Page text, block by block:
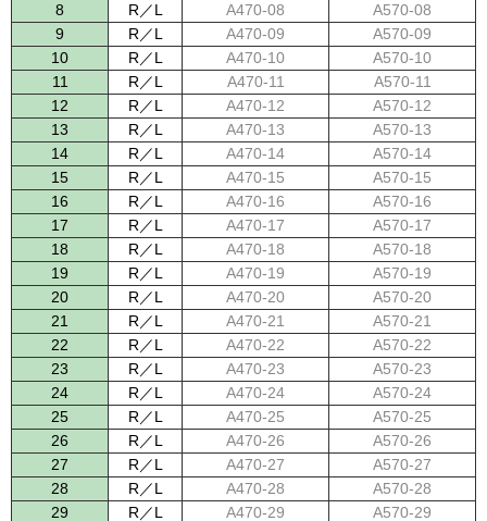
8
R／L A470-08
A570-08
9
R／L A470-09
A570-09
10
R／L A470-10
A570-10
11
R／L A470-11
A570-11
12
R／L A470-12
A570-12
13
R／L A470-13
A570-13
14
R／L A470-14
A570-14
15
R／L A470-15
A570-15
16
R／L A470-16
A570-16
17
R／L A470-17
A570-17
18
R／L A470-18
A570-18
19
R／L A470-19
A570-19
20
R／L A470-20
A570-20
21
R／L A470-21
A570-21
22
R／L A470-22
A570-22
23
R／L A470-23
A570-23
24
R／L A470-24
A570-24
25
R／L A470-25
A570-25
26
R／L A470-26
A570-26
27
R／L A470-27
A570-27
28
R／L A470-28
A570-28
29
R／L A470-29
A570-29